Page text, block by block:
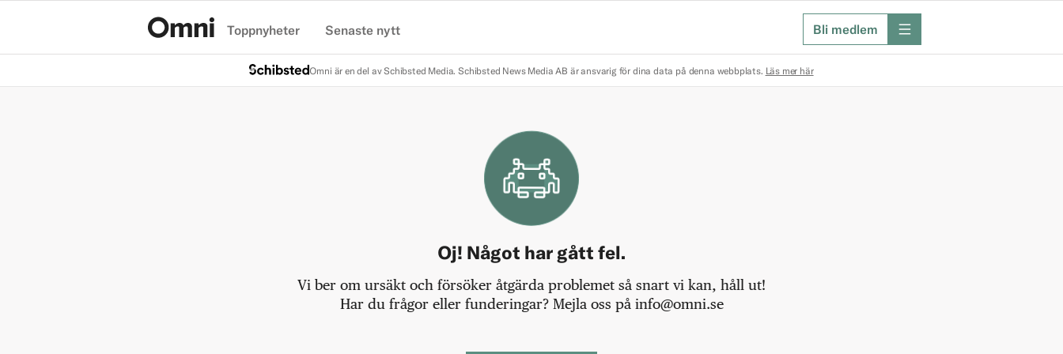
Toppnyheter Senaste nytt Bli medlem meny
Omni är en del av Schibsted Media. Schibsted News Media AB är ansvarig för dina data på denna webbplats. Läs mer här
Oj! Något har gått fel.
Vi ber om ursäkt och försöker åtgärda problemet så snart vi kan, håll ut!
Har du frågor eller funderingar? Mejla oss på info@omni.se